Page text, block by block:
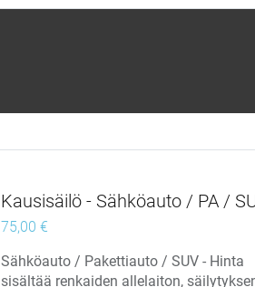
Kausisäilö - Sähköauto / PA /
75,00 €
Sähköauto / Pakettiauto / SUV - Hinta
sisältää renkaiden allelaiton,